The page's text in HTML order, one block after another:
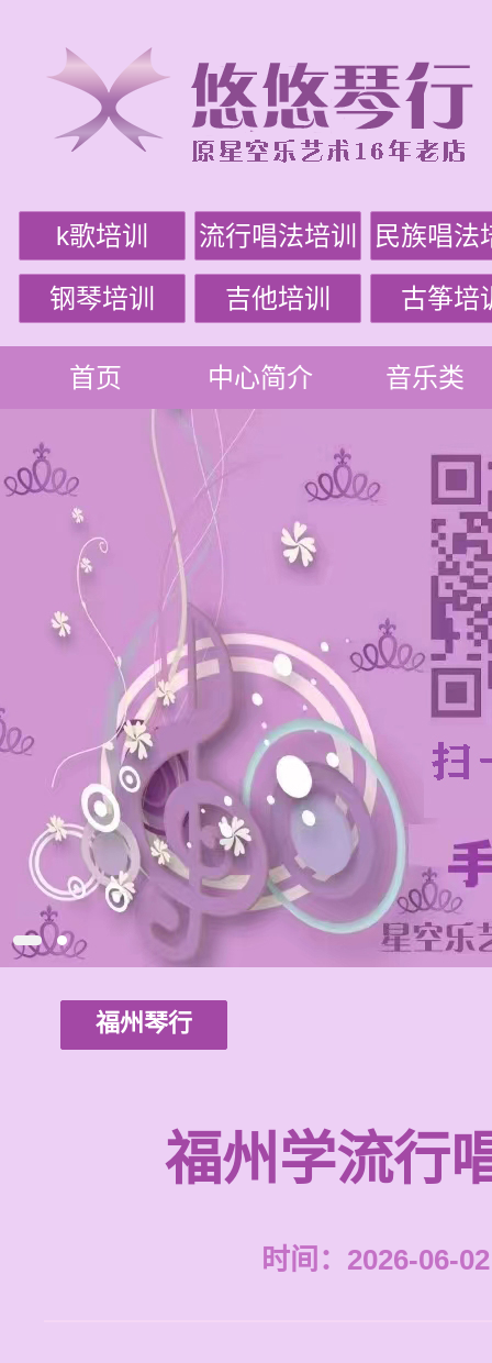
k歌培训 流行唱法培训 民族唱法
钢琴培训 吉他培训 古筝培
首页 中心简介 音乐类
福州琴行
福州学流行
时间：2026-06-